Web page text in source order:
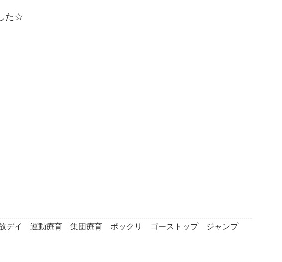
た☆
放デイ 運動療育 集団療育 ポックリ ゴーストップ ジャンプ